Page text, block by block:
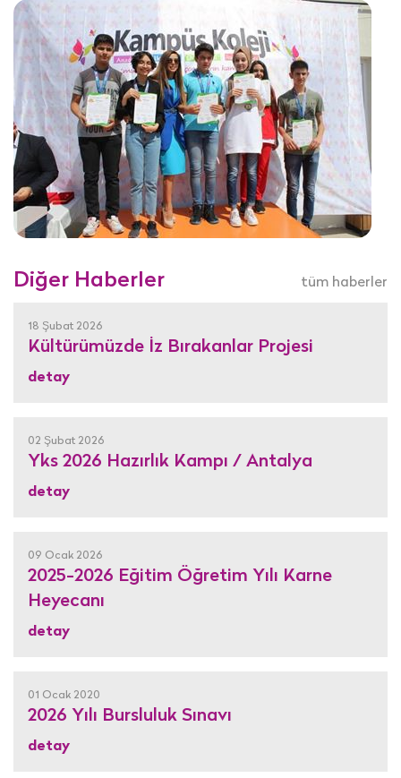
Diğer Haberler tüm haberler
18 Şubat 2026
Kültürümüzde İz Bırakanlar Projesi
detay
02 Şubat 2026
Yks 2026 Hazırlık Kampı / Antalya
detay
09 Ocak 2026
2025-2026 Eğitim Öğretim Yılı Karne
Heyecanı
detay
01 Ocak 2020
2026 Yılı Bursluluk Sınavı
detay